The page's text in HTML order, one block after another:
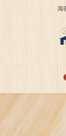
海